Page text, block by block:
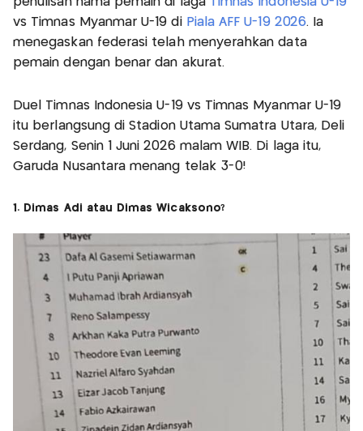
vs Timnas Myanmar U-19 di Piala AFF U-19 2026. Ia
menegaskan federasi telah menyerahkan data
pemain dengan benar dan akurat.
Duel Timnas Indonesia U-19 vs Timnas Myanmar U-19
itu berlangsung di Stadion Utama Sumatra Utara, Deli
Serdang, Senin 1 Juni 2026 malam WIB. Di laga itu,
Garuda Nusantara menang telak 3-0!
1. Dimas Adi atau Dimas Wicaksono?